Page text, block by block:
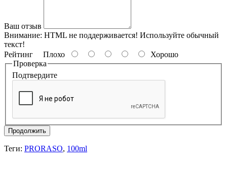
Ваш отзыв
Внимание: HTML не поддерживается! Используйте обычный
текст!
Рейтинг Плохо
Хорошо
Проверка
Подтвердите
Продолжить
Теги: PRORASO, 100ml